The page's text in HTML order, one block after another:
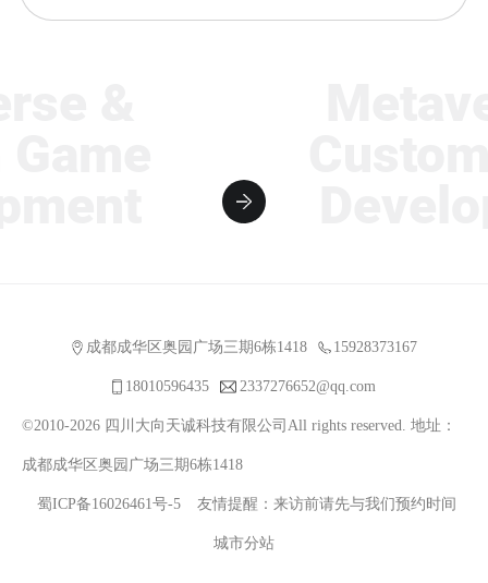
成都成华区奥园广场三期6栋1418 15928373167
18010596435 2337276652@qq.com
©2010-2026 四川大向天诚科技有限公司All rights reserved. 地址：
成都成华区奥园广场三期6栋1418
蜀ICP备16026461号-5 友情提醒：来访前请先与我们预约时间
城市分站